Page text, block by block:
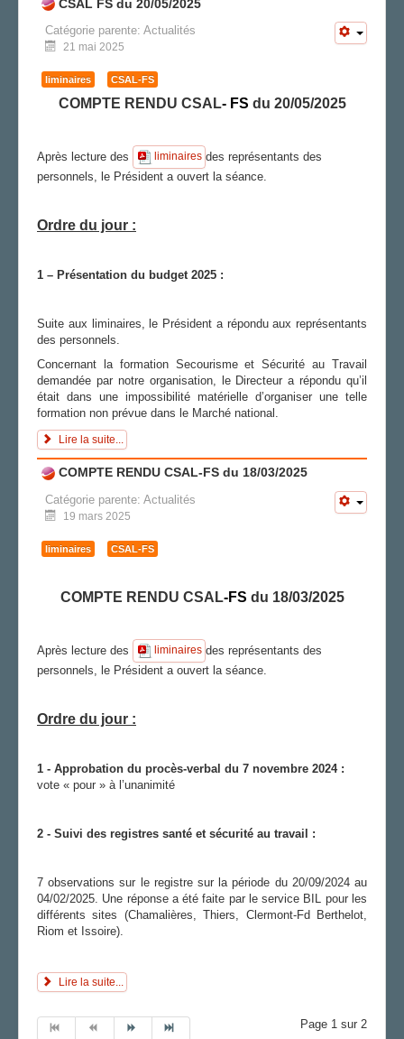
CSAL FS du 20/05/2025
Catégorie parente: Actualités
21 mai 2025
liminaires CSAL-FS
COMPTE RENDU CSAL- FS du 20/05/2025
Après lecture des liminaires des représentants des
personnels, le Président a ouvert la séance.
Ordre du jour :
1 – Présentation du budget 2025 :
Suite aux liminaires, le Président a répondu aux représentants
des personnels.
Concernant la formation Secourisme et Sécurité au Travail
demandée par notre organisation, le Directeur a répondu qu’il
était dans une impossibilité matérielle d’organiser une telle
formation non prévue dans le Marché national.
Lire la suite...
COMPTE RENDU CSAL-FS du 18/03/2025
Catégorie parente: Actualités
19 mars 2025
liminaires CSAL-FS
COMPTE RENDU CSAL-FS du 18/03/2025
Après lecture des liminaires des représentants des
personnels, le Président a ouvert la séance.
Ordre du jour :
1 - Approbation du procès-verbal du 7 novembre 2024 :
vote « pour » à l’unanimité
2 - Suivi des registres santé et sécurité au travail :
7 observations sur le registre sur la période du 20/09/2024 au
04/02/2025. Une réponse a été faite par le service BIL pour les
différents sites (Chamalières, Thiers, Clermont-Fd Berthelot,
Riom et Issoire).
Lire la suite...
Page 1 sur 2